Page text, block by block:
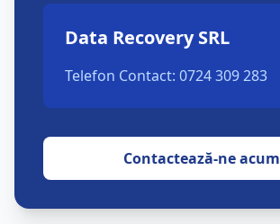
Data Recovery SRL
Telefon Contact: 0724 309 283
Contactează-ne acum